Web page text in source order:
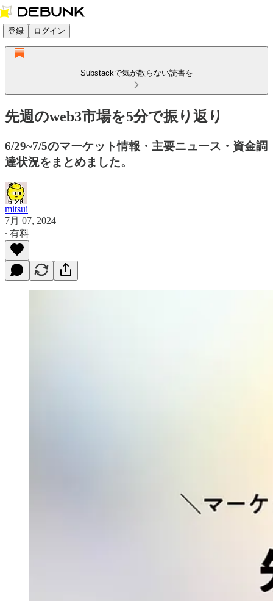
登録 ログイン
Substackで気が散らない読書を
先週のweb3市場を5分で振り返り
6/29~7/5のマーケット情報・主要ニュース・資金調
達状況をまとめました。
mitsui
7月 07, 2024
∙ 有料